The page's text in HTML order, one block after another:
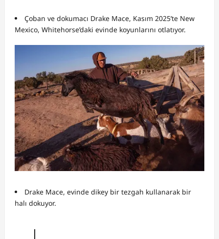
Çoban ve dokumacı Drake Mace, Kasım 2025’te New
Mexico, Whitehorse’daki evinde koyunlarını otlatıyor.
Drake Mace, evinde dikey bir tezgah kullanarak bir
halı dokuyor.